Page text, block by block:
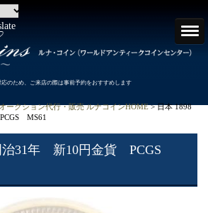
応のため、ご来店の際は事前予約をおすすめします
ークション代行・販売 ルナコインHOME> 日本 1898
MS61
治31年 新10円金貨 PCGS